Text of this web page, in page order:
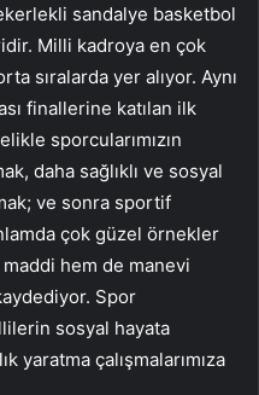
sandalye basketbol
Milli kadroya en çok
sıralarda yer alıyor. Aynı
finallerine katılan ilk
sporcularımızın
daha sağlıklı ve sosyal
ve sonra sportif
çok güzel örnekler
hem de manevi
Spor
sosyal hayata
yaratma çalışmalarımıza